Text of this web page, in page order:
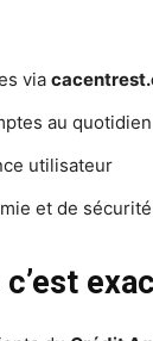
via
au quotidien
utilisateur
et de